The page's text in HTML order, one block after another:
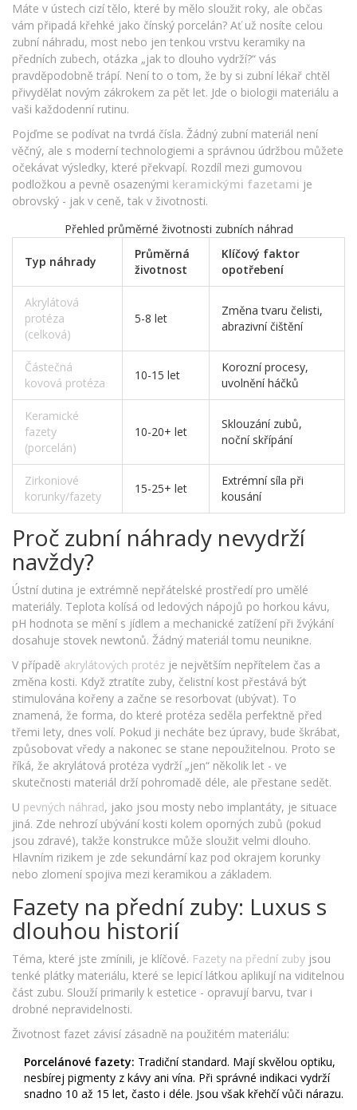
Máte v ústech cizí tělo, které by mělo sloužit roky, ale občas
vám připadá křehké jako čínský porcelán? Ať už nosíte celou
zubní náhradu, most nebo jen tenkou vrstvu keramiky na
předních zubech, otázka „jak to dlouho vydrží?“ vás
pravděpodobně trápí. Není to o tom, že by si zubní lékař chtěl
přivydělat novým zákrokem za pět let. Jde o biologii materiálu a
vaši každodenní rutinu.
Pojďme se podívat na tvrdá čísla. Žádný zubní materiál není
věčný, ale s moderní technologiemi a správnou údržbou můžete
očekávat výsledky, které překvapí. Rozdíl mezi gumovou
podložkou a pevně osazenými keramickými fazetami je
obrovský - jak v ceně, tak v životnosti.
Přehled průměrné životnosti zubních náhrad
Typ náhrady
Průměrná
životnost
Klíčový faktor
opotřebení
Akrylátová
protéza
(celková)
5-8 let
Změna tvaru čelisti,
abrazivní čištění
Částečná
kovová protéza
10-15 let
Korozní procesy,
uvolnění háčků
Keramické
fazety
(porcelán)
10-20+ let
Sklouzání zubů,
noční skřípání
Zirkoniové
korunky/fazety
15-25+ let
Extrémní síla při
kousání
Proč zubní náhrady nevydrží
navždy?
Ústní dutina je extrémně nepřátelské prostředí pro umělé
materiály. Teplota kolísá od ledových nápojů po horkou kávu,
pH hodnota se mění s jídlem a mechanické zatížení při žvýkání
dosahuje stovek newtonů. Žádný materiál tomu neunikne.
V případě akrylátových protéz je největším nepřítelem čas a
změna kosti. Když ztratíte zuby, čelistní kost přestává být
stimulována kořeny a začne se resorbovat (ubývat). To
znamená, že forma, do které protéza seděla perfektně před
třemi lety, dnes volí. Pokud ji necháte bez úpravy, bude škrábat,
způsobovat vředy a nakonec se stane nepoužitelnou. Proto se
říká, že akrylátová protéza vydrží „jen“ několik let - ve
skutečnosti materiál drží pohromadě déle, ale přestane sedět.
U pevných náhrad, jako jsou mosty nebo implantáty, je situace
jiná. Zde nehrozí ubývání kosti kolem oporných zubů (pokud
jsou zdravé), takže konstrukce může sloužit velmi dlouho.
Hlavním rizikem je zde sekundární kaz pod okrajem korunky
nebo zlomení spojiva mezi keramikou a základem.
Fazety na přední zuby: Luxus s
dlouhou historií
Téma, které jste zmínili, je klíčové. Fazety na přední zuby jsou
tenké plátky materiálu, které se lepicí látkou aplikují na viditelnou
část zubu. Slouží primarily k estetice - opravují barvu, tvar i
drobné nepravidelnosti.
Životnost fazet závisí zásadně na použitém materiálu:
Porcelánové fazety: Tradiční standard. Mají skvělou optiku,
nesbírej pigmenty z kávy ani vína. Při správné indikaci vydrží
snadno 10 až 15 let, často i déle. Jsou však křehčí vůči nárazu.